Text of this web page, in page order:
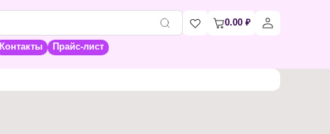
0.00 ₽
Контакты Прайс-лист